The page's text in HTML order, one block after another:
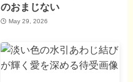
のおまじない
May 29, 2026